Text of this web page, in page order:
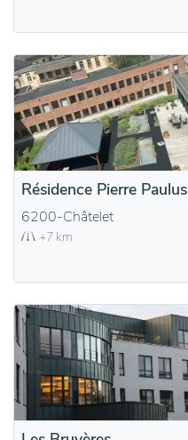
Résidence Pierre Paulus
6200-Châtelet
+7 km